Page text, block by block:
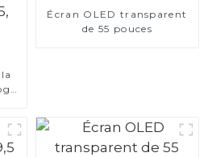
Écran OLED transparent
de 55 pouces